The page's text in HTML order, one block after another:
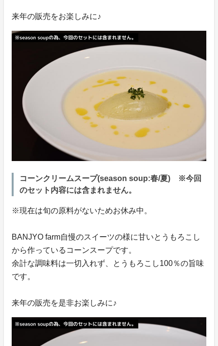
来年の販売をお楽しみに♪
コーンクリームスープ(season soup:春/夏) ※今回
のセット内容には含まれません。
※現在は旬の原料がないためお休み中。
BANJYO farm自慢のスイーツの様に甘いとうもろこし
から作っているコーンスープです。
余計な調味料は一切入れず、とうもろこし100％の旨味
です。
来年の販売を是非お楽しみに♪